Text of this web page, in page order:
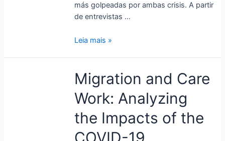
más golpeadas por ambas crisis. A partir
de entrevistas …
Leia mais »
Migration and Care
Work: Analyzing
the Impacts of the
COVID-19
Migration
and
Care
Analyzing
the